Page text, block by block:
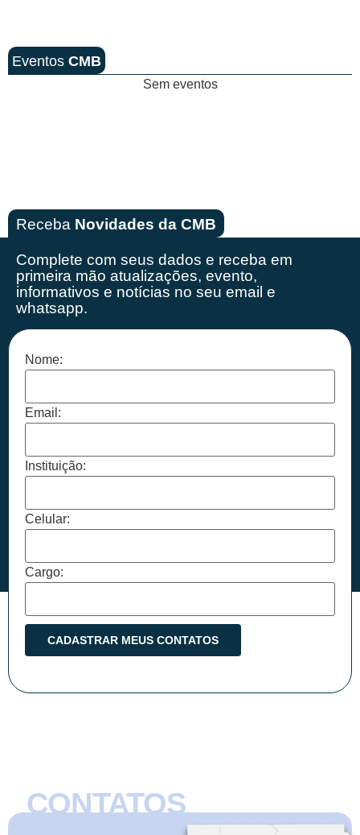
Eventos CMB
Sem eventos
Receba Novidades da CMB
Complete com seus dados e receba em
primeira mão atualizações, evento,
informativos e notícias no seu email e
whatsapp.
Nome:
Email:
Instituição:
Celular:
Cargo:
CONTATOS